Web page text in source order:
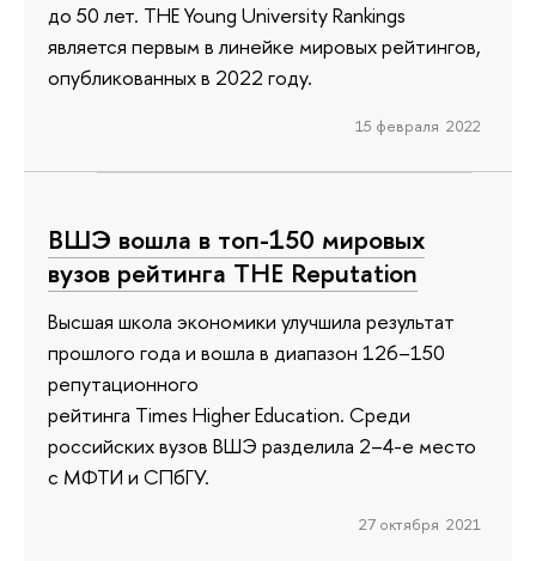
до 50 лет. THE Young University Rankings
является первым в линейке мировых рейтингов,
опубликованных в 2022 году.
15 февраля 2022
ВШЭ вошла в топ-150 мировых
вузов рейтинга THE Reputation
Высшая школа экономики улучшила результат
прошлого года и вошла в диапазон 126–150
репутационного
рейтинга Times Higher Education. Среди
российских вузов ВШЭ разделила 2–4-е место
с МФТИ и СПбГУ.
27 октября 2021